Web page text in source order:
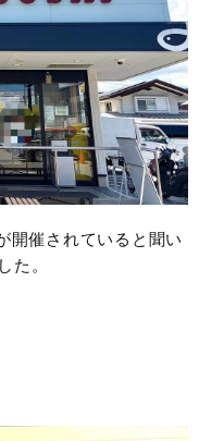
開催されていると聞い
た。